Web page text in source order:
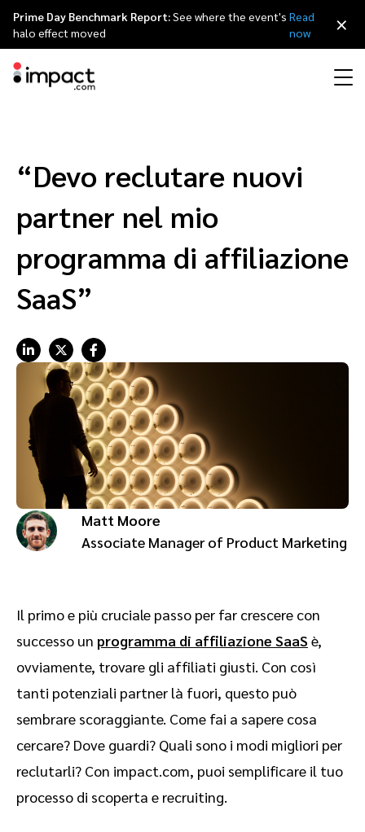
Discover & Recruit Contract & Pay
Track
Protect & Monitor Optimize
Scopri, gestisci e misura le partnership con i creator
Advocate
Coinvolgi, gestisci, premia e traccia il tuo programma di customer
referral
Partnership mobile
Business Development
Analisi e attribuzione
SaaS marketing
Servizi
App
Content publisher
Premium publisher
Partner tecnologici directory
Programma di referral
Partnerships Experience (iPX) evento
Partnerships Experience Academy
Sostenibilità
Deutsch
English
Prime Day Benchmark Report:See where the event's
halo effect moved
Read
now
×
“Devo reclutare nuovi
partner nel mio
programma di affiliazione
SaaS”
Matt Moore
Associate Manager of Product Marketing
Il primo e più cruciale passo per far crescere con
successo un programma di affiliazione SaaS è,
ovviamente, trovare gli affiliati giusti. Con così
tanti potenziali partner là fuori, questo può
sembrare scoraggiante. Come fai a sapere cosa
cercare? Dove guardi? Quali sono i modi migliori per
reclutarli? Con impact.com, puoi semplificare il tuo
processo di scoperta e recruiting.